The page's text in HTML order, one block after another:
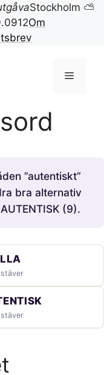
Stockholm ⛅
Om
Meny
”autentiskt”
bra alternativ
(9).